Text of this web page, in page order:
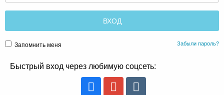
Запомнить меня Забыли пароль?
Быстрый вход через любимую соцсеть: